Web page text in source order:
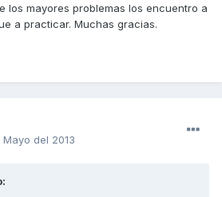
los mayores problemas los encuentro a
a practicar. Muchas gracias.
del 2013